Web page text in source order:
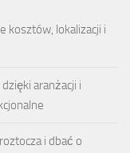
kosztów, lokalizacji i
aranżacji i
i dbać o